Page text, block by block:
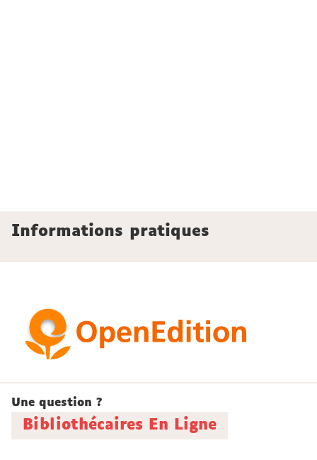
Informations pratiques
Une question ?
Bibliothécaires En Ligne